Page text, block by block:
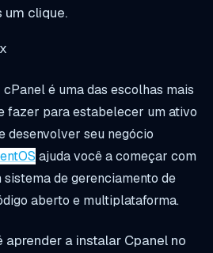
clique.
é uma das escolhas mais
fazer para estabelecer um ativo
desenvolver seu negócio
ajuda você a começar com
de gerenciamento de
aberto e multiplataforma.
a instalar Cpanel no